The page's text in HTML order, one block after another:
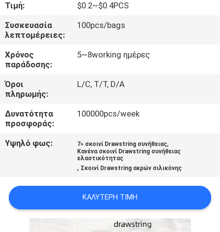
ΜΑΣ
ΕΛΆΤΕ
ΕΠΑΦΉ
ΜΕ
ΖΗΤΉΣΤΕ
ΈΝΑ
ΑΠΌΣΠΑΣΜΑ
PRIVACY
POLICY
Τιμή:
$0.2~$0.4PCS
Συσκευασία
λεπτομέρειες:
100pcs/bags
Χρόνος
παράδοσης:
5~8working ημέρες
Όροι
πληρωμής:
L/C, T/T, D/A
Δυνατότητα
προσφοράς:
100000pcs/week
Υψηλό φως: 7» σκοινί Drawstring συνήθειας,
Κανένα σκοινί Drawstring συνήθειας
ελαστικότητας
, Σκοινί Drawstring ακρών σιλικόνης
ΚΑΛΎΤΕΡΗ ΤΙΜΉ